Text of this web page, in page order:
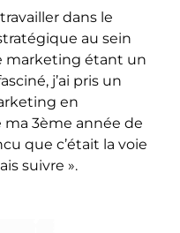
dans le
au sein
marketing étant un
j’ai pris un
en
3ème année de
que c’était la voie
suivre ».